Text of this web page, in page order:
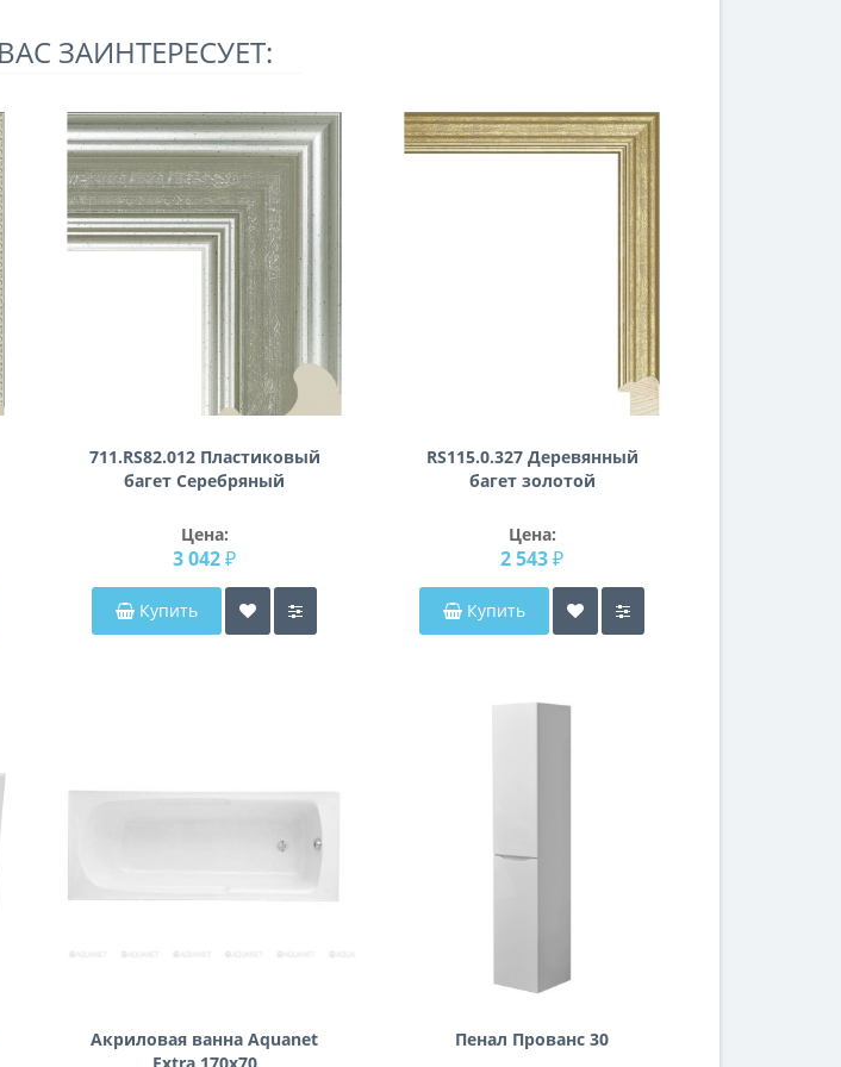
ЗАИНТЕРЕСУЕТ:
711.RS82.012 Пластиковый
багет Серебряный
Цена:
3 042 ₽
Купить
RS115.0.327 Деревянный
багет золотой
Цена:
2 543 ₽
Купить
Акриловая ванна Aquanet
Пенал Прованс 30